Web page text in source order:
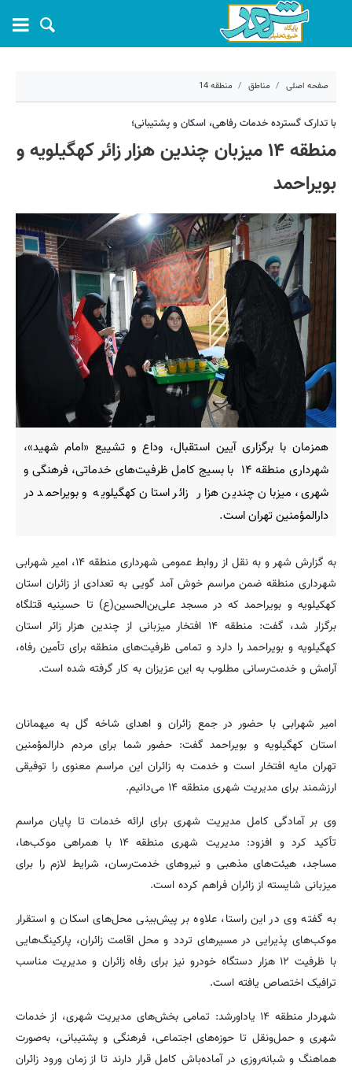
صفحه اصلی مناطق منطقه 14
۱۴ تیر ۱۴۰۵ - ۰۷:۵۲
کد مطلب:82939
با تدارک گسترده خدمات رفاهی، اسکان و پشتیبانی؛
منطقه ۱۴ میزبان چندین هزار زائر کهگیلویه و
بویراحمد
همزمان با برگزاری آیین استقبال، وداع و تشییع «امام شهید»،
شهرداری منطقه ۱۴ با بسیج کامل ظرفیت‌های خدماتی، فرهنگی و
شهری، میزبان چندین هزار زائر استان کهگیلویه و بویراحمد در
دارالمؤمنین تهران است.
به گزارش شهر و به نقل از روابط عمومی شهرداری منطقه ۱۴، امیر شهرابی
شهرداری منطقه ضمن مراسم خوش آمد گویی به تعدادی از زائران استان
کهکیلویه و بویراحمد که در مسجد علی‌بن‌الحسین(ع) تا حسینیه قتلگاه
برگزار شد، گفت: منطقه ۱۴ افتخار میزبانی از چندین هزار زائر استان
کهگیلویه و بویراحمد را دارد و تمامی ظرفیت‌های منطقه برای تأمین رفاه،
آرامش و خدمت‌رسانی مطلوب به این عزیزان به کار گرفته شده است.
امیر شهرابی با حضور در جمع زائران و اهدای شاخه گل به میهمانان
استان کهگیلویه و بویراحمد گفت: حضور شما برای مردم دارالمؤمنین
تهران مایه افتخار است و خدمت به زائران این مراسم معنوی را توفیقی
ارزشمند برای مدیریت شهری منطقه ۱۴ می‌دانیم.
وی بر آمادگی کامل مدیریت شهری برای ارائه خدمات تا پایان مراسم
تأکید کرد و افزود: مدیریت شهری منطقه ۱۴ با همراهی موکب‌ها،
مساجد، هیئت‌های مذهبی و نیروهای خدمت‌رسان، شرایط لازم را برای
میزبانی شایسته از زائران فراهم کرده است.
به گفته وی در این راستا، علاوه بر پیش‌بینی محل‌های اسکان و استقرار
موکب‌های پذیرایی در مسیرهای تردد و محل اقامت زائران، پارکینگ‌هایی
با ظرفیت ۱۲ هزار دستگاه خودرو نیز برای رفاه زائران و مدیریت مناسب
ترافیک اختصاص یافته است.
شهردار منطقه ۱۴ یاداورشد: تمامی بخش‌های مدیریت شهری، از خدمات
شهری و حمل‌ونقل تا حوزه‌های اجتماعی، فرهنگی و پشتیبانی، به‌صورت
هماهنگ و شبانه‌روزی در آماده‌باش کامل قرار دارند تا از زمان ورود زائران